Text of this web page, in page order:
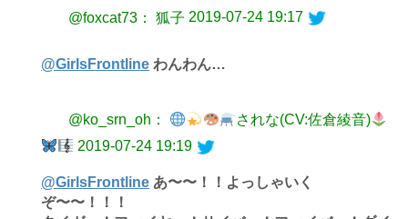
@foxcat73： 狐子 2019-07-24 19:17
@GirlsFrontline わんわん…
@ko_srn_oh：
されな(CV:佐倉綾音)
2019-07-24 19:19
@GirlsFrontline あ〜〜！！よっしゃいく
ぞ〜〜！！！